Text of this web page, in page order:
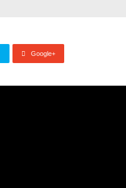
Google+